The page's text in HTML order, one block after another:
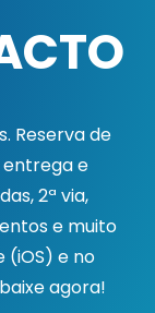
Reserva de
e
2ª via,
e muito
(iOS) e no
agora!